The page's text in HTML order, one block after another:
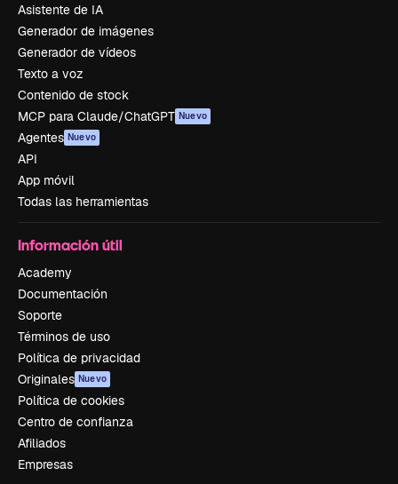
Asistente de IA
Generador de imágenes
Generador de vídeos
Texto a voz
Contenido de stock
MCP para Claude/ChatGPT Nuevo
Agentes Nuevo
API
App móvil
Todas las herramientas
Información útil
Academy
Documentación
Soporte
Términos de uso
Política de privacidad
Originales Nuevo
Política de cookies
Centro de confianza
Afiliados
Empresas